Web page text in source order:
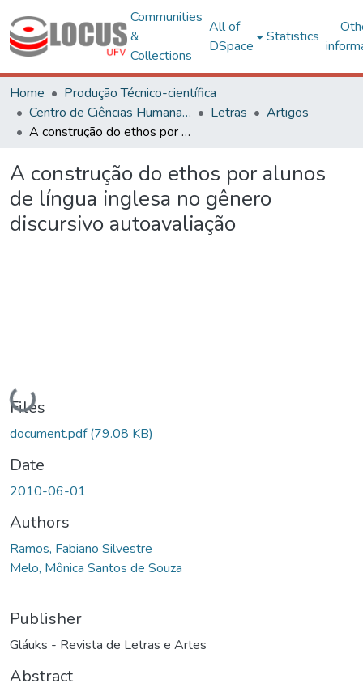
Communities
&
Collections
All of
DSpace
Statistics
Home
Produção Técnico-científica
Centro de Ciências Humanas, Letras e Artes
Letras
Artigos
A construção do ethos por alunos de língua inglesa no gênero discursivo autoavaliação
A construção do ethos por alunos
de língua inglesa no gênero
discursivo autoavaliação
Loading...
Files
document.pdf(79.08 KB)
Date
2010-06-01
Authors
Ramos, Fabiano Silvestre
Melo, Mônica Santos de Souza
Publisher
Gláuks - Revista de Letras e Artes
Abstract